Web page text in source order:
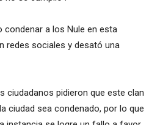
condenar a los Nule en esta
redes sociales y desató una
ciudadanos pidieron que este clan
ciudad sea condenado, por lo que